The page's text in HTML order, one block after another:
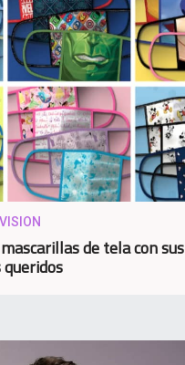
de tela con sus